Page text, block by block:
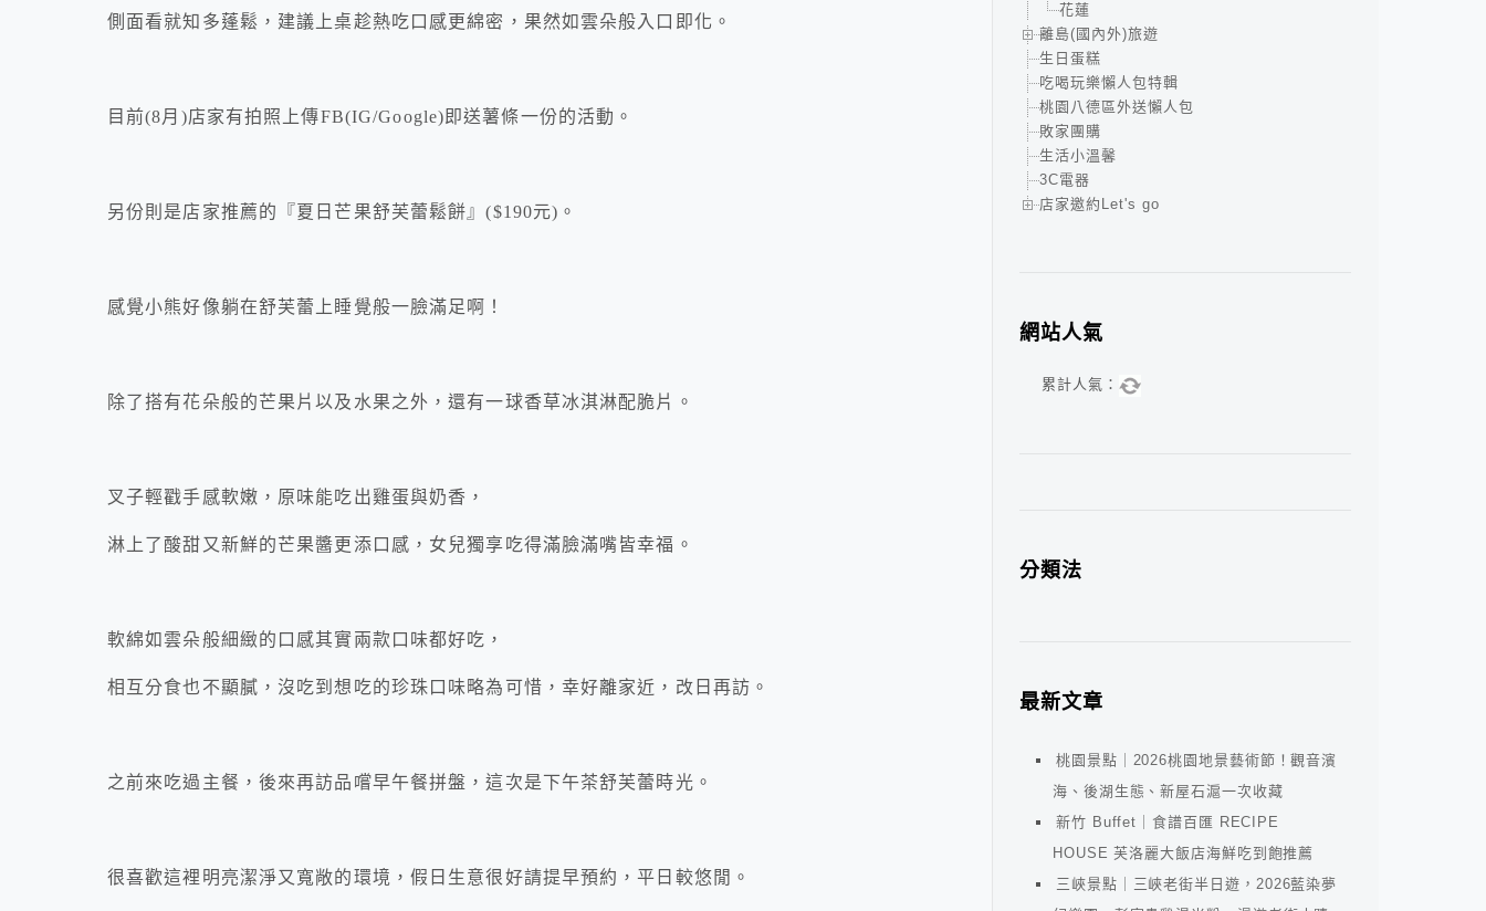
側面看就知多蓬鬆，建議上桌趁熱吃口感更綿密，果然如雲朵般入口即化。
目前(8月)店家有拍照上傳FB(IG/Google)即送薯條一份的活動。
另份則是店家推薦的『夏日芒果舒芙蕾鬆餅』($190元)。
感覺小熊好像躺在舒芙蕾上睡覺般一臉滿足啊！
除了搭有花朵般的芒果片以及水果之外，還有一球香草冰淇淋配脆片。
叉子輕戳手感軟嫩，原味能吃出雞蛋與奶香，
淋上了酸甜又新鮮的芒果醬更添口感，女兒獨享吃得滿臉滿嘴皆幸福。
軟綿如雲朵般細緻的口感其實兩款口味都好吃，
相互分食也不顯膩，沒吃到想吃的珍珠口味略為可惜，幸好離家近，改日再訪。
之前來吃過主餐，後來再訪品嚐早午餐拼盤，這次是下午茶舒芙蕾時光。
很喜歡這裡明亮潔淨又寬敞的環境，假日生意很好請提早預約，平日較悠閒。
花蓮
離島(國內外)旅遊
生日蛋糕
吃喝玩樂懶人包特輯
桃園八德區外送懶人包
敗家團購
生活小溫馨
3C電器
店家邀約Let's go
網站人氣
累計人氣：
分類法
最新文章
桃園景點｜2026桃園地景藝術節！觀音濱
海、後湖生態、新屋石滬一次收藏
新竹 Buffet｜食譜百匯 RECIPE
HOUSE 芙洛麗大飯店海鮮吃到飽推薦
三峽景點｜三峽老街半日遊，2026藍染夢